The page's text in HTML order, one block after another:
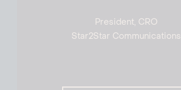
President, CRO
Star2Star Communications